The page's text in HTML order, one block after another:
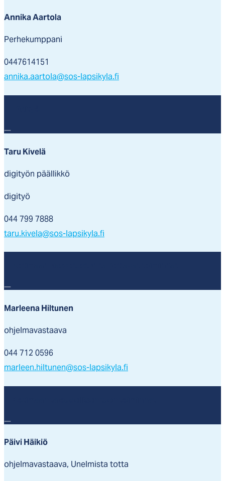
Annika Aartola
Perhekumppani
0447614151
annika.aartola@sos-lapsikyla.fi
Taru Kivelä
digityön päällikkö
digityö
044 799 7888
taru.kivela@sos-lapsikyla.fi
Marleena Hiltunen
ohjelmavastaava
044 712 0596
marleen.hiltunen@sos-lapsikyla.fi
Päivi Häikiö
ohjelmavastaava, Unelmista totta